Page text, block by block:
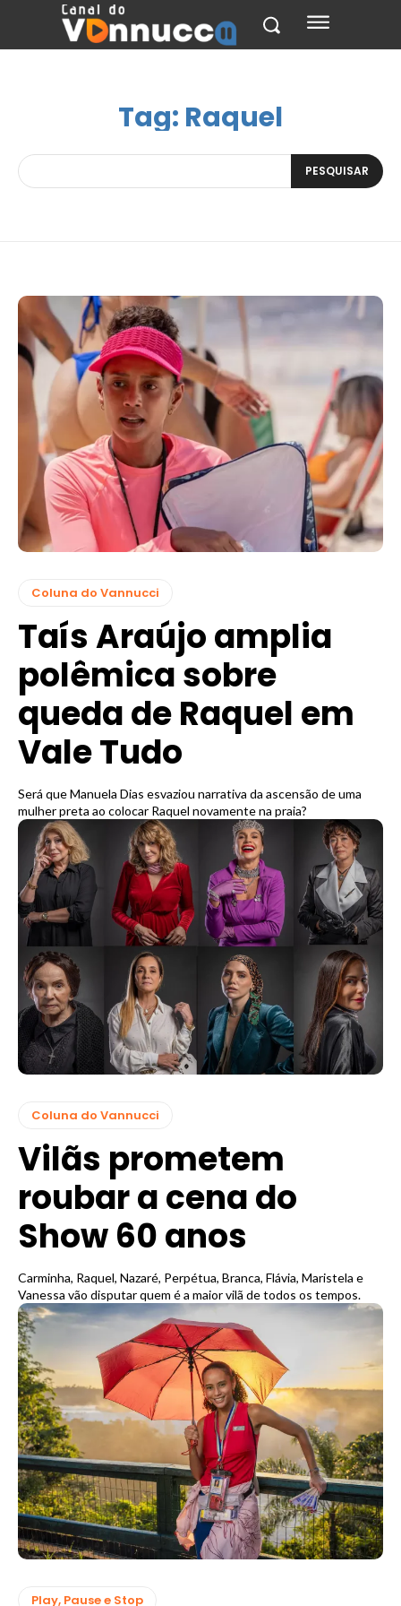
Tag: Raquel
PESQUISAR
Coluna do Vannucci
Taís Araújo amplia
polêmica sobre
queda de Raquel em
Vale Tudo
Será que Manuela Dias esvaziou narrativa da ascensão de uma
mulher preta ao colocar Raquel novamente na praia?
Coluna do Vannucci
Vilãs prometem
roubar a cena do
Show 60 anos
Carminha, Raquel, Nazaré, Perpétua, Branca, Flávia, Maristela e
Vanessa vão disputar quem é a maior vilã de todos os tempos.
Play, Pause e Stop